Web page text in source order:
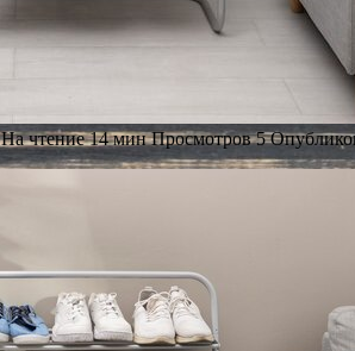
На чтение14 мин Просмотров 5